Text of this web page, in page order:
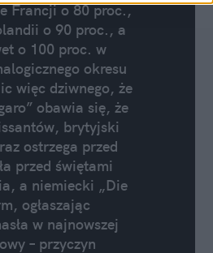
Francji o 80 proc.,
o 90 proc., a
o 100 proc. w
okresu
więc dziwnego, że
obawia się, że
brytyjski
ostrzega przed
przed świętami
a niemiecki „Die
ogłaszając
w najnowszej
– przyczyn